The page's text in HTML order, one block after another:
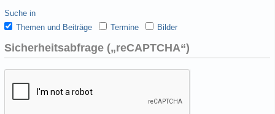
Suche in
Themen und Beiträge
Termine Bilder
Sicherheitsabfrage („reCAPTCHA“)